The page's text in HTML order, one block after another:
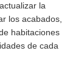
la
los acabados,
habitaciones
de cada